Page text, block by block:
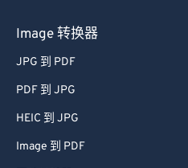
Image 转换器
JPG 到 PDF
PDF 到 JPG
HEIC 到 JPG
Image 到 PDF